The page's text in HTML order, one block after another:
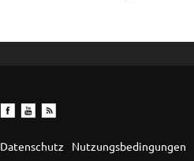
Datenschutz Nutzungsbedingungen